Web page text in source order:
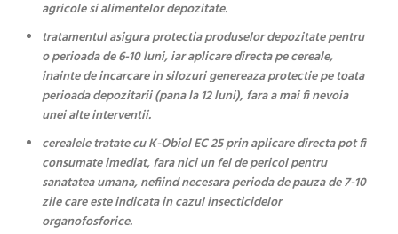
agricole si alimentelor depozitate.
tratamentul asigura protectia produselor depozitate pentru
o perioada de 6-10 luni, iar aplicare directa pe cereale,
inainte de incarcare in silozuri genereaza protectie pe toata
perioada depozitarii (pana la 12 luni), fara a mai fi nevoia
unei alte interventii.
cerealele tratate cu K-Obiol EC 25 prin aplicare directa pot fi
consumate imediat, fara nici un fel de pericol pentru
sanatatea umana, nefiind necesara perioda de pauza de 7-10
zile care este indicata in cazul insecticidelor
organofosforice.